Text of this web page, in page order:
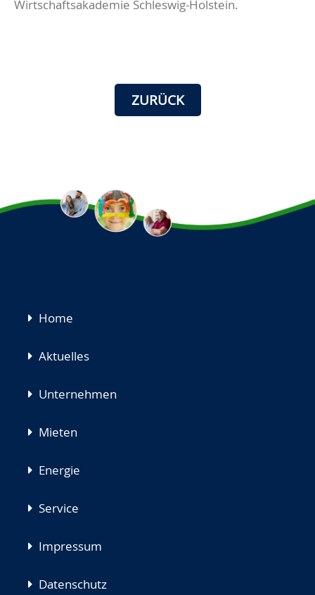
Wirtschaftsakademie Schleswig-Holstein.
ZURÜCK
Navigation
Home
Aktuelles
Unternehmen
Mieten
Energie
Service
Impressum
Datenschutz